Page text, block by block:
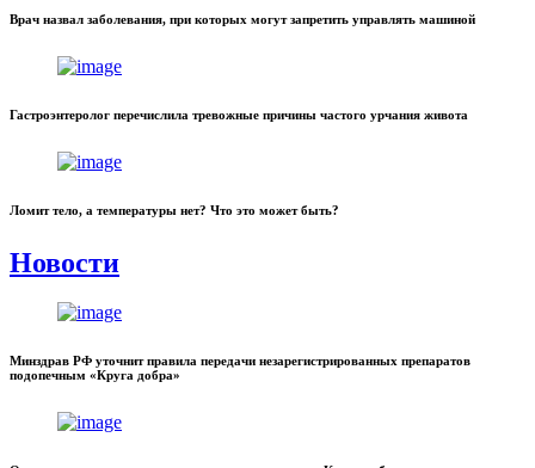
Врач назвал заболевания, при которых могут запретить управлять машиной
Гастроэнтеролог перечислила тревожные причины частого урчания живота
Ломит тело, а температуры нет? Что это может быть?
Новости
Минздрав РФ уточнит правила передачи незарегистрированных препаратов
подопечным «Круга добра»